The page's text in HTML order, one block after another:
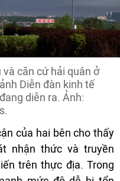
căn cứ hải quân ở
Diễn đàn kinh tế
diễn ra. Ảnh:
của hai bên cho thấy
nhận thức và truyền
trên thực địa. Trong